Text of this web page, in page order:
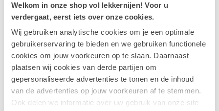
Welkom in onze shop vol lekkernijen! Voor u
verdergaat, eerst iets over onze cookies.
Wij gebruiken analytische cookies om je een optimale
gebruikerservaring te bieden en we gebruiken functionele
cookies om jouw voorkeuren op te slaan. Daarnaast
plaatsen wij cookies van derde partijen om
gepersonaliseerde advertenties te tonen en de inhoud
van de advertenties op jouw voorkeuren af te stemmen.
Ook delen we informatie over uw gebruik van onze site
Leonidas Cube Studentenhaver
300g
Op voorraad
Leonidas 500g Pralines en fles
Duvel 75cl
Op voorraad